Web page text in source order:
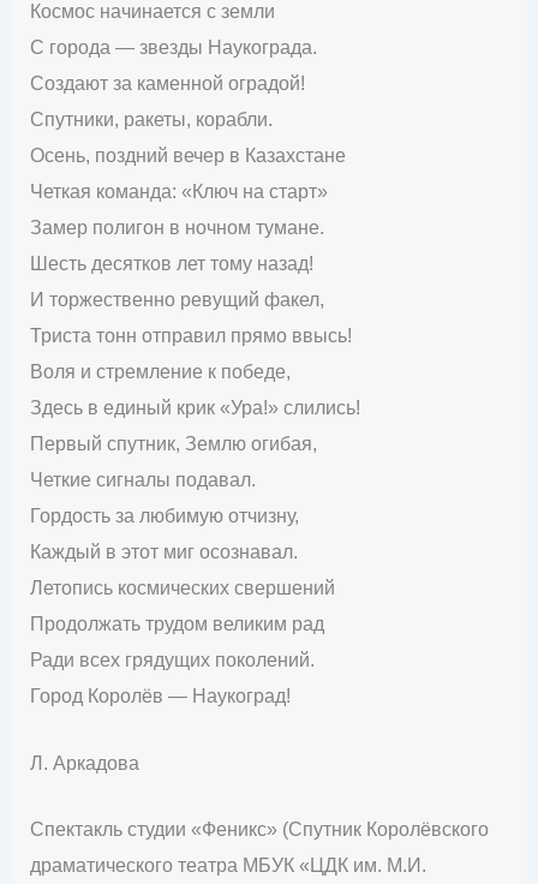
Космос начинается с земли
С города — звезды Наукограда.
Создают за каменной оградой!
Спутники, ракеты, корабли.
Осень, поздний вечер в Казахстане
Четкая команда: «Ключ на старт»
Замер полигон в ночном тумане.
Шесть десятков лет тому назад!
И торжественно ревущий факел,
Триста тонн отправил прямо ввысь!
Воля и стремление к победе,
Здесь в единый крик «Ура!» слились!
Первый спутник, Землю огибая,
Четкие сигналы подавал.
Гордость за любимую отчизну,
Каждый в этот миг осознавал.
Летопись космических свершений
Продолжать трудом великим рад
Ради всех грядущих поколений.
Город Королёв — Наукоград!
Л. Аркадова
Спектакль студии «Феникс» (Спутник Королёвского
драматического театра МБУК «ЦДК им. М.И.